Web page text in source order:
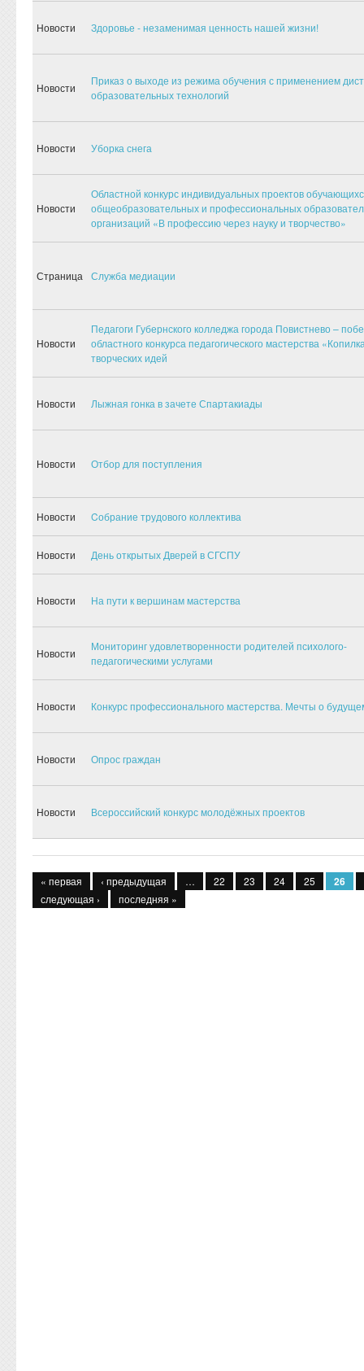
Новости Здоровье - незаменимая ценность нашей жизни!
Новости
Приказ о выходе из режима обучения с применением
образовательных технологий
Новости Уборка снега
Новости
Областной конкурс индивидуальных проектов
общеобразовательных и профессиональных
организаций «В профессию через науку и творчество»
Страница Служба медиации
Новости
Педагоги Губернского колледжа города Повистнево –
областного конкурса педагогического мастерства
творческих идей
Новости Лыжная гонка в зачете Спартакиады
Новости Отбор для поступления
Новости Cобрание трудового коллектива
Новости День открытых Дверей в СГСПУ
Новости На пути к вершинам мастерства
Новости
Мониторинг удовлетворенности родителей психолого-
педагогическими услугами
Новости Конкурс профессионального мастерства. Мечты о
Новости Опрос граждан
Новости Всероссийский конкурс молодёжных проектов
« первая ‹ предыдущая … 22 23 24 25 26
следующая › последняя »